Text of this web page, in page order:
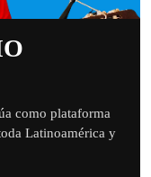
como plataforma
Latinoamérica y